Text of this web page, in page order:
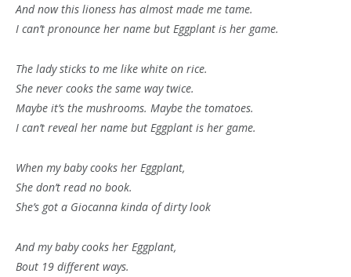
And now this lioness has almost made me tame.
I can’t pronounce her name but Eggplant is her game.
The lady sticks to me like white on rice.
She never cooks the same way twice.
Maybe it’s the mushrooms. Maybe the tomatoes.
I can’t reveal her name but Eggplant is her game.
When my baby cooks her Eggplant,
She don’t read no book.
She’s got a Giocanna kinda of dirty look
And my baby cooks her Eggplant,
Bout 19 different ways.